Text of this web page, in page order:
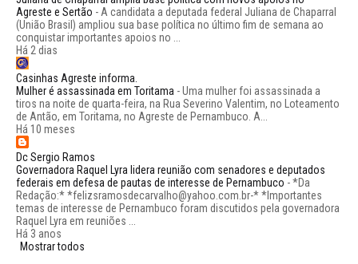
Agreste e Sertão -A candidata a deputada federal Juliana de Chaparral
(União Brasil) ampliou sua base política no último fim de semana ao
conquistar importantes apoios no ...
Há 2 dias
Casinhas Agreste informa.
Mulher é assassinada em Toritama -Uma mulher foi assassinada a
tiros na noite de quarta-feira, na Rua Severino Valentim, no Loteamento
de Antão, em Toritama, no Agreste de Pernambuco. A...
Há 10 meses
Dc Sergio Ramos
Governadora Raquel Lyra lidera reunião com senadores e deputados
federais em defesa de pautas de interesse de Pernambuco -*Da
Redação:* *felizsramosdecarvalho@yahoo.com.br-* *Importantes
temas de interesse de Pernambuco foram discutidos pela governadora
Raquel Lyra em reuniões ...
Há 3 anos
Mostrar todos